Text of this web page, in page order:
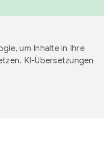
um Inhalte in Ihre
KI-Übersetzungen